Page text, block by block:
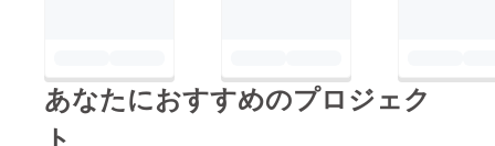
しょうか？ぜひ詳細に
ついてお話しできる機
あなたにおすすめのプロジェク
ト